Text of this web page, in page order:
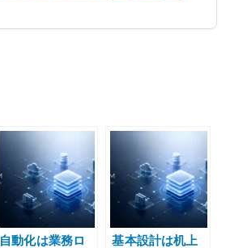
自動化は業務ロ 基本設計は机上